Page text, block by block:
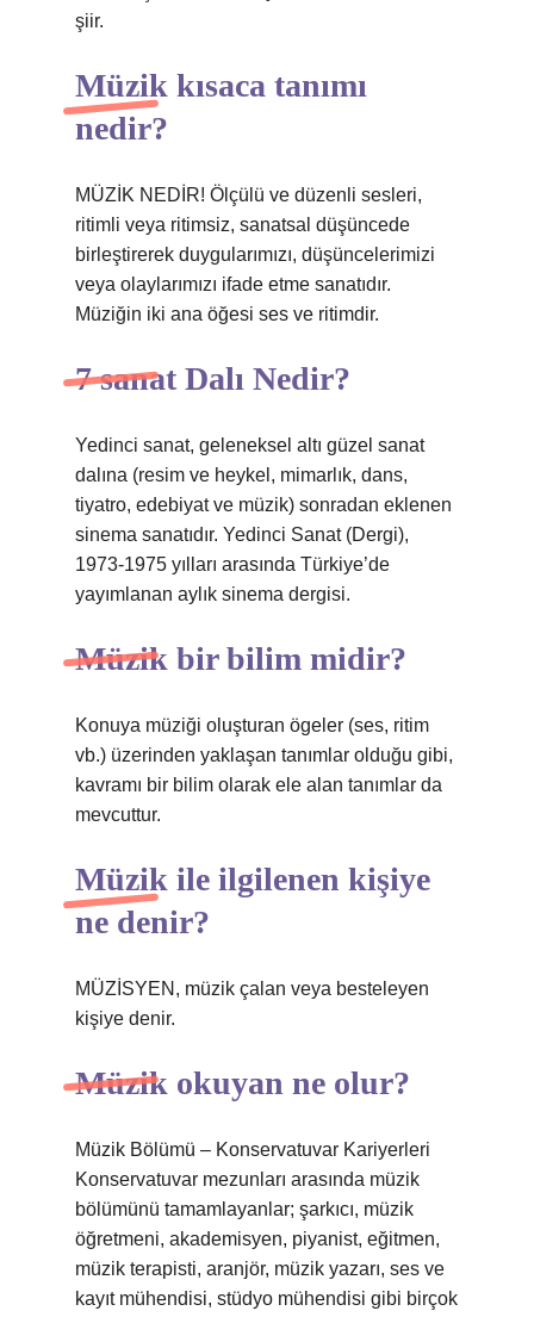
şiir.
Müzik kısaca tanımı
nedir?
MÜZİK NEDİR! Ölçülü ve düzenli sesleri,
ritimli veya ritimsiz, sanatsal düşüncede
birleştirerek duygularımızı, düşüncelerimizi
veya olaylarımızı ifade etme sanatıdır.
Müziğin iki ana öğesi ses ve ritimdir.
7 sanat Dalı Nedir?
Yedinci sanat, geleneksel altı güzel sanat
dalına (resim ve heykel, mimarlık, dans,
tiyatro, edebiyat ve müzik) sonradan eklenen
sinema sanatıdır. Yedinci Sanat (Dergi),
1973-1975 yılları arasında Türkiye’de
yayımlanan aylık sinema dergisi.
Müzik bir bilim midir?
Konuya müziği oluşturan ögeler (ses, ritim
vb.) üzerinden yaklaşan tanımlar olduğu gibi,
kavramı bir bilim olarak ele alan tanımlar da
mevcuttur.
Müzik ile ilgilenen kişiye
ne denir?
MÜZİSYEN, müzik çalan veya besteleyen
kişiye denir.
Müzik okuyan ne olur?
Müzik Bölümü – ​​Konservatuvar Kariyerleri
Konservatuvar mezunları arasında müzik
bölümünü tamamlayanlar; şarkıcı, müzik
öğretmeni, akademisyen, piyanist, eğitmen,
müzik terapisti, aranjör, müzik yazarı, ses ve
kayıt mühendisi, stüdyo mühendisi gibi birçok